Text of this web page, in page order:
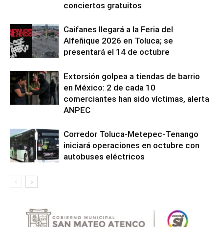
conciertos gratuitos
Caifanes llegará a la Feria del
Alfeñique 2026 en Toluca; se
presentará el 14 de octubre
Extorsión golpea a tiendas de barrio
en México: 2 de cada 10
comerciantes han sido víctimas, alerta
ANPEC
Corredor Toluca-Metepec-Tenango
iniciará operaciones en octubre con
autobuses eléctricos